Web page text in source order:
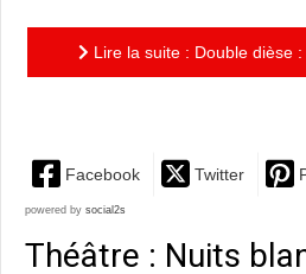
Lire la suite : Double dièse
Facebook Twitter
powered by social2s
Théâtre : Nuits